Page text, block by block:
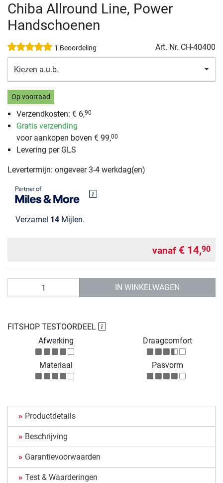
Chiba Allround Line, Power
Handschoenen
1 Beoordeling Art. Nr. CH-40400
Kiezen a.u.b.
Op voorraad
Verzendkosten: € 6,90
Gratis verzending
voor aankopen boven € 99,00
Levering per GLS
Levertermijn: ongeveer 3-4 werkdag(en)
Verzamel 14 Mijlen.
vanaf € 14,90
IN WINKELWAGEN
FITSHOP TESTOORDEEL
Afwerking
Draagcomfort
Materiaal Pasvorm
Productdetails
Beschrijving
Garantievoorwaarden
Test & Waarderingen